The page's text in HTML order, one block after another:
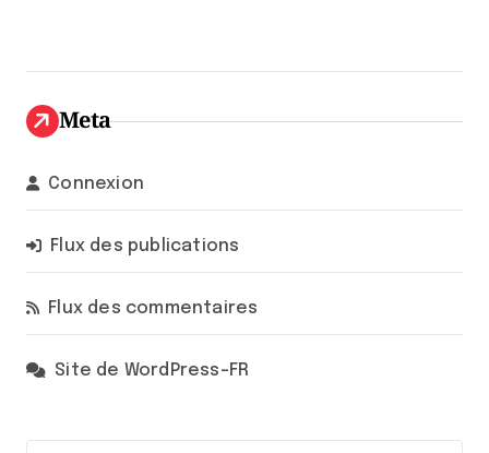
Meta
Connexion
Flux des publications
Flux des commentaires
Site de WordPress-FR